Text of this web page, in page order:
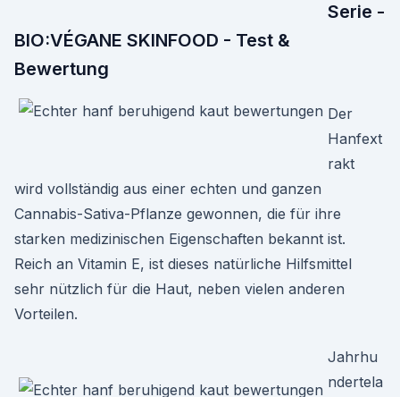
Serie -
BIO:VÉGANE SKINFOOD - Test &
Bewertung
Der
Hanfext
rakt
wird vollständig aus einer echten und ganzen
Cannabis-Sativa-Pflanze gewonnen, die für ihre
starken medizinischen Eigenschaften bekannt ist.
Reich an Vitamin E, ist dieses natürliche Hilfsmittel
sehr nützlich für die Haut, neben vielen anderen
Vorteilen.
Jahrhu
ndertela